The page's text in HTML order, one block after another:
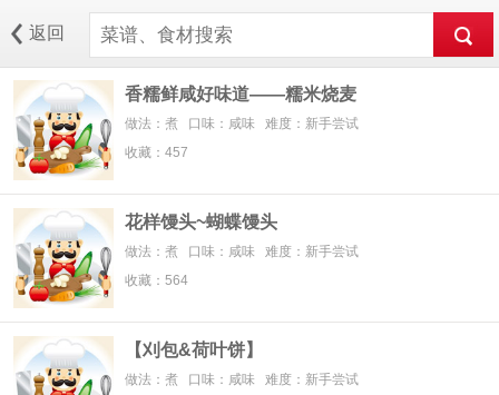
返回
香糯鲜咸好味道——糯米烧麦
做法：煮 口味：咸味 难度：新手尝试
收藏：457
花样馒头~蝴蝶馒头
做法：煮 口味：咸味 难度：新手尝试
收藏：564
【刈包&荷叶饼】
做法：煮 口味：咸味 难度：新手尝试